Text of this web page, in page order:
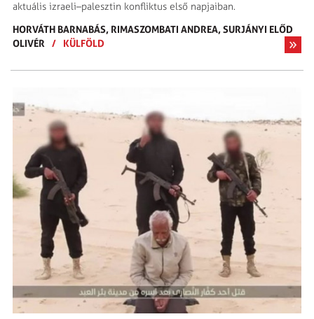
aktuális izraeli–palesztin konfliktus első napjaiban.
HORVÁTH BARNABÁS, RIMASZOMBATI ANDREA,SURJÁNYI ELŐD
OLIVÉR
/ KÜLFÖLD